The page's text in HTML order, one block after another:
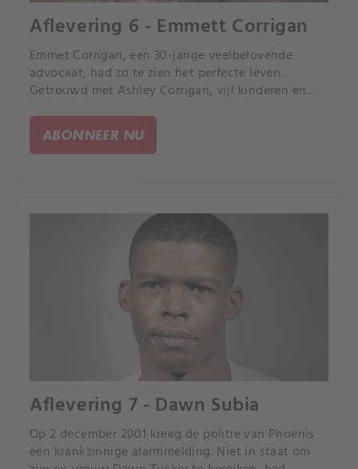
Aflevering 6 - Emmett Corrigan
Emmet Corrigan, een 30-jarige veelbelovende
advocaat, had zo te zien het perfecte leven.
Getrouwd met Ashley Corrigan, vijf kinderen en
gesloten deuren had Emmett geheimen met
dodelijke consequenties.
ABONNEER NU
Aflevering 7 - Dawn Subia
Op 2 december 2001 kreeg de politie van Phoenis
een krankzinnige alarmmelding. Niet in staat om